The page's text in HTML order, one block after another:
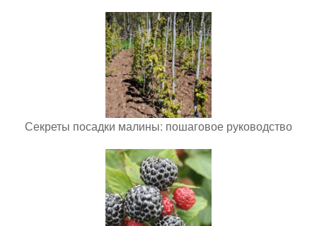
Секреты посадки малины: пошаговое руководство